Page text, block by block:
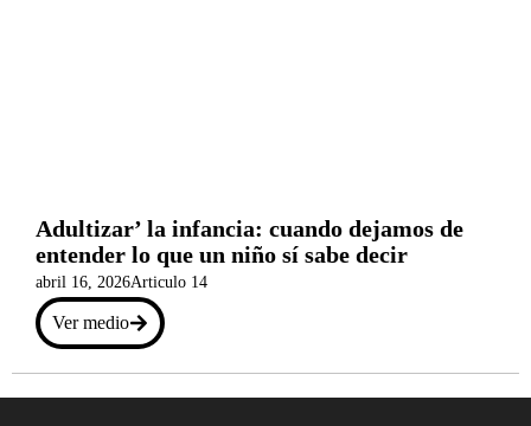
Adultizar’ la infancia: cuando dejamos de
entender lo que un niño sí sabe decir
abril 16, 2026Articulo 14
Ver medio